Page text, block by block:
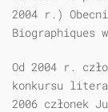
2004 r.)
Biographiques
Od 2004 r.
konkursu
2006 członek